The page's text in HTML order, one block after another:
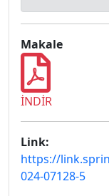
Makale
İNDİR
Link:
https://
024-07128-5